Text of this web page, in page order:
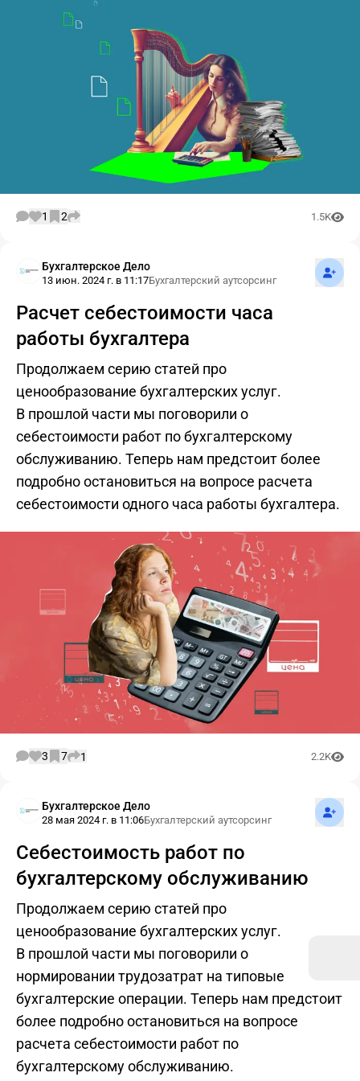
1 2 1.5K
Бухгалтерское Дело
13 июн. 2024 г. в 11:17Бухгалтерский аутсорсинг
Расчет себестоимости часа
работы бухгалтера
Продолжаем серию статей про
ценообразование бухгалтерских услуг.
В прошлой части мы поговорили о
себестоимости работ по бухгалтерскому
обслуживанию. Теперь нам предстоит более
подробно остановиться на вопросе расчета
себестоимости одного часа работы бухгалтера.
3 7 1 2.2K
Бухгалтерское Дело
28 мая 2024 г. в 11:06Бухгалтерский аутсорсинг
Себестоимость работ по
бухгалтерскому обслуживанию
Продолжаем серию статей про
ценообразование бухгалтерских услуг.
В прошлой части мы поговорили о
нормировании трудозатрат на типовые
бухгалтерские операции. Теперь нам предстоит
более подробно остановиться на вопросе
расчета себестоимости работ по
бухгалтерскому обслуживанию.